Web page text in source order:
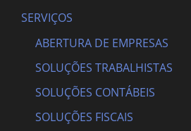
SERVIÇOS
ABERTURA DE EMPRESAS
SOLUÇÕES TRABALHISTAS
SOLUÇÕES CONTÁBEIS
SOLUÇÕES FISCAIS